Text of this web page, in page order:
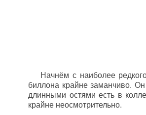
Начнём с наиболее
биллона крайне заманчиво.
длинными остями есть в
крайне неосмотрительно.